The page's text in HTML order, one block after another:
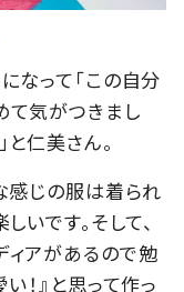
なって「この自分
て気がつきまし
仁美さん。
感じの服は着られ
いです。そして、
アがあるので勉
！』と思って作っ